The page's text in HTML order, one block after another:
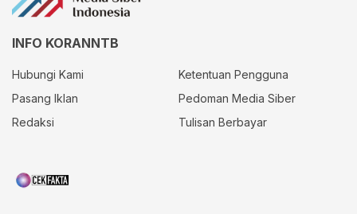
INFO KORANNTB
Hubungi Kami
Ketentuan Pengguna
Pasang Iklan
Pedoman Media Siber
Redaksi
Tulisan Berbayar